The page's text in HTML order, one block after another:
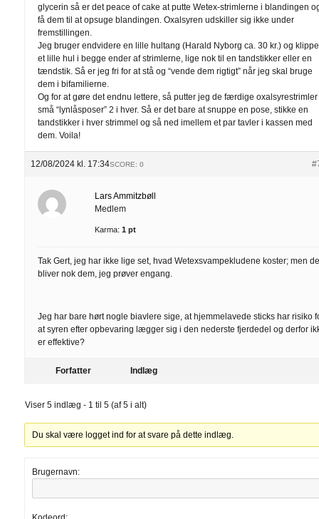
glycerin så er det peace of cake at putte Wetex-strimlerne i blandingen
få dem til at opsuge blandingen. Oxalsyren udskiller sig ikke under
fremstillingen.
Jeg bruger endvidere en lille hultang (Harald Nyborg ca. 30 kr.) og
et lille hul i begge ender af strimlerne, lige nok til en tandstikker eller en
tændstik. Så er jeg fri for at stå og “vende dem rigtigt” når jeg skal bruge
dem i bifamilierne.
Og for at gøre det endnu lettere, så putter jeg de færdige
små “lynlåsposer” 2 i hver. Så er det bare at snuppe en pose, stikke en
tandstikker i hver strimmel og så ned imellem et par tavler i kassen med
dem. Voila!
12/08/2024 kl. 17:34SCORE: 0
Lars Ammitzbøll
Medlem
Karma: 1 pt
Tak Gert, jeg har ikke lige set, hvad Wetexsvampekludene koster; men
bliver nok dem, jeg prøver engang.
Jeg har bare hørt nogle biavlere sige, at hjemmelavede sticks har risiko
at syren efter opbevaring lægger sig i den nederste fjerdedel og derfor
er effektive?
Forfatter Indlæg
Viser 5 indlæg - 1 til 5 (af 5 i alt)
Du skal være logget ind for at svare på dette indlæg.
Brugernavn: